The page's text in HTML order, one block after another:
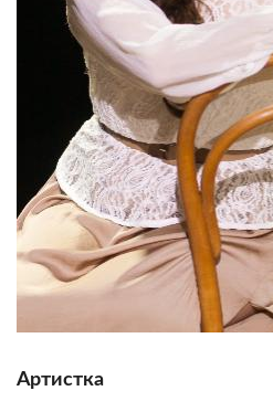
Артистка